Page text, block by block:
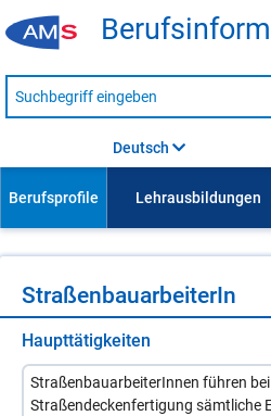
Suche
nach
Deutsch
Stra­ßen­bau­ar­bei­te­rIn
Haupttätigkeiten
StraßenbauarbeiterInnen führen
Straßendeckenfertigung sämtliche